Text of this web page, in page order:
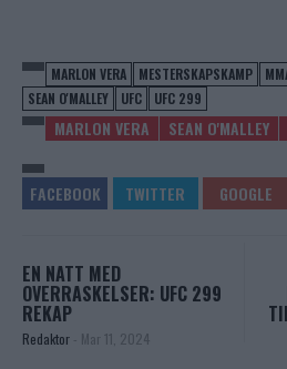
MARLON VERA MESTERSKAPSKAMP
SEAN O'MALLEY
UFC UFC 299
MARLON VERA SEAN O'MALLEY
EN NATT MED
OVERRASKELSER: UFC 299
REKAP
Redaktor - Mar 11, 2024